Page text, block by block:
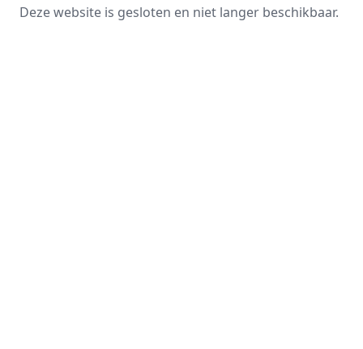
Deze website is gesloten en niet langer beschikbaar.